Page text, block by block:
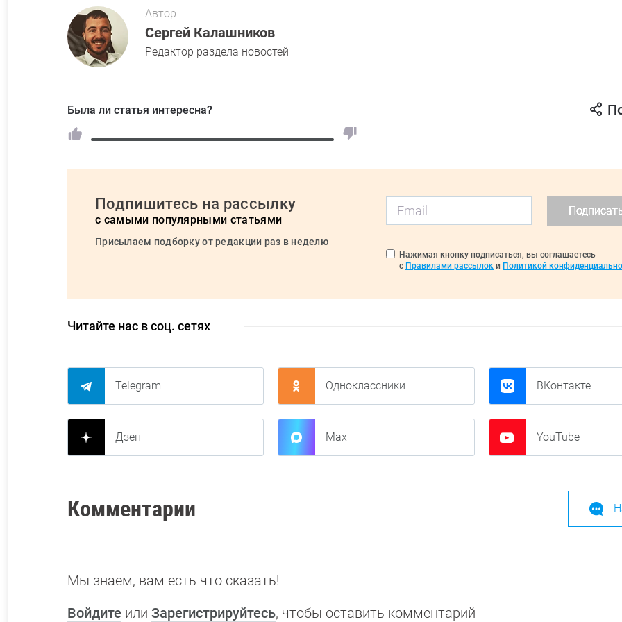
Автор
Сергей Калашников
Редактор раздела новостей
Была ли статья интересна?
Подпишитесь на рассылку
с самыми популярными статьями
Присылаем подборку от редакции раз в неделю
Нажимая кнопку подписаться, вы соглашаетесь
с Правилами рассылок и Политикой
Читайте нас в соц. сетях
Telegram Одноклассники ВКонтакте
Дзен Max YouTube
Комментарии
Мы знаем, вам есть что сказать!
Войдите или Зарегистрируйтесь, чтобы оставить комментарий